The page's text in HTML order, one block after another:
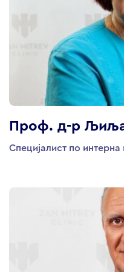
Проф. д-р
Специјалист по